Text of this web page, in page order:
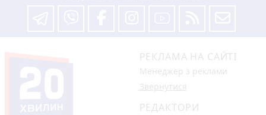
РЕКЛАМА НА САЙТІ
Менеджер з реклами
Звернутися
РЕДАКТОРИ